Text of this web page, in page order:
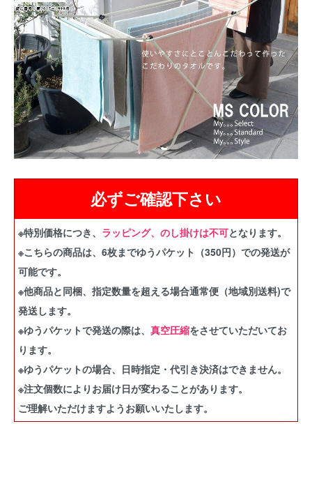
必ずご確認下さい
※特別価格につき、 ラッピング、のし掛けは不可となります。
※こちらの商品は、6枚までゆうパケット（350円）での発送が
可能です。
※他商品と同梱、指定数量を超える場合通常便（地域別送料)で
発送します。
※ゆうパケットで発送の際は、 真空圧縮をさせていただいてお
ります。
※ゆうパケットの場合、日時指定・代引き決済はできません。
※注文個数によりお届け日が変わることがあります。
ご理解いただけますようお願いいたします。